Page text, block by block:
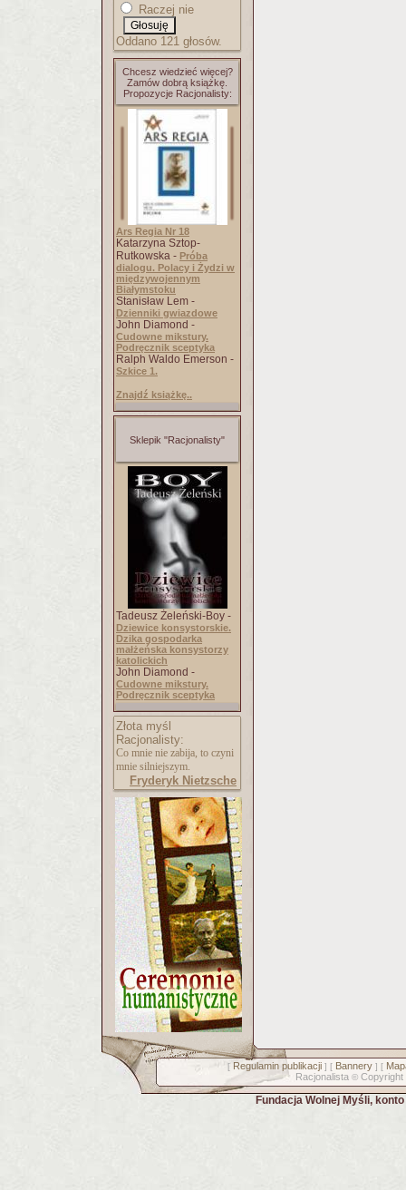
Raczej nie
Oddano 121 głosów.
Chcesz wiedzieć więcej?
Zamów dobrą książkę.
Propozycje Racjonalisty:
Ars Regia Nr 18
Katarzyna Sztop-
Rutkowska - Próba
dialogu. Polacy i Żydzi w
międzywojennym
Białymstoku
Stanisław Lem -
Dzienniki gwiazdowe
John Diamond -
Cudowne mikstury.
Podręcznik sceptyka
Ralph Waldo Emerson -
Szkice 1.
Znajdź książkę..
Sklepik "Racjonalisty"
Tadeusz Żeleński-Boy -
Dziewice konsystorskie.
Dzika gospodarka
małżeńska konsystorzy
katolickich
John Diamond -
Cudowne mikstury.
Podręcznik sceptyka
Złota myśl
Racjonalisty:
Co mnie nie zabija, to czyni
mnie silniejszym.
Fryderyk Nietzsche
[ Regulamin publikacji] [ Bannery] [
Racjonalista © Copyright
Fundacja Wolnej Myśli,